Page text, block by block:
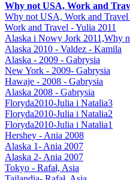
Why not USA, Work and
Why not USA, Work and Travel
Work and Travel - Yulia 2011
Alaska i Nowy Jork 2011,Why
Alaska 2010 - Valdez - Kamila
Alaska - 2009 - Gabrysia
New York - 2009- Gabrysia
Hawaje - 2008 - Gabrysia
Alaska 2008 - Gabrysia
Floryda2010-Julia i Natalia3
Floryda2010-Julia i Natalia2
Floryda2010-Julia i Natalia1
Hershey - Ania 2008
Alaska 1- Ania 2007
Alaska 2- Ania 2007
Tokyo - Rafał, Asia